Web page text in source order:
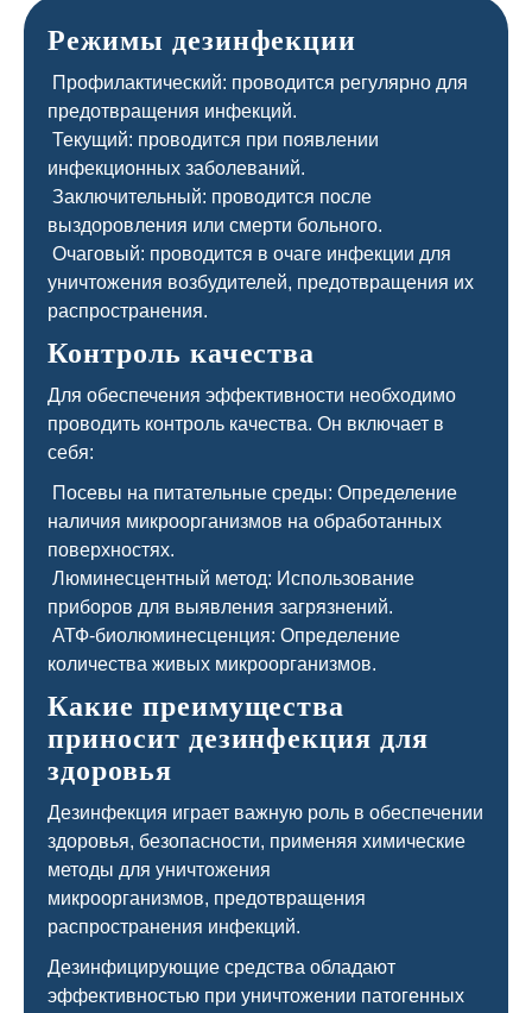
Режимы дезинфекции
Профилактический: проводится регулярно для
предотвращения инфекций.
Текущий: проводится при появлении
инфекционных заболеваний.
Заключительный: проводится после
выздоровления или смерти больного.
Очаговый: проводится в очаге инфекции для
уничтожения возбудителей, предотвращения их
распространения.
Контроль качества
Для обеспечения эффективности необходимо
проводить контроль качества. Он включает в
себя:
Посевы на питательные среды: Определение
наличия микроорганизмов на обработанных
поверхностях.
Люминесцентный метод: Использование
приборов для выявления загрязнений.
АТФ-биолюминесценция: Определение
количества живых микроорганизмов.
Какие преимущества
приносит дезинфекция для
здоровья
Дезинфекция играет важную роль в обеспечении
здоровья, безопасности, применяя химические
методы для уничтожения
микроорганизмов, предотвращения
распространения инфекций.
Дезинфицирующие средства обладают
эффективностью при уничтожении патогенных